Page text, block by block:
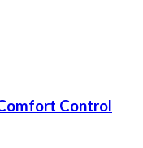
Control